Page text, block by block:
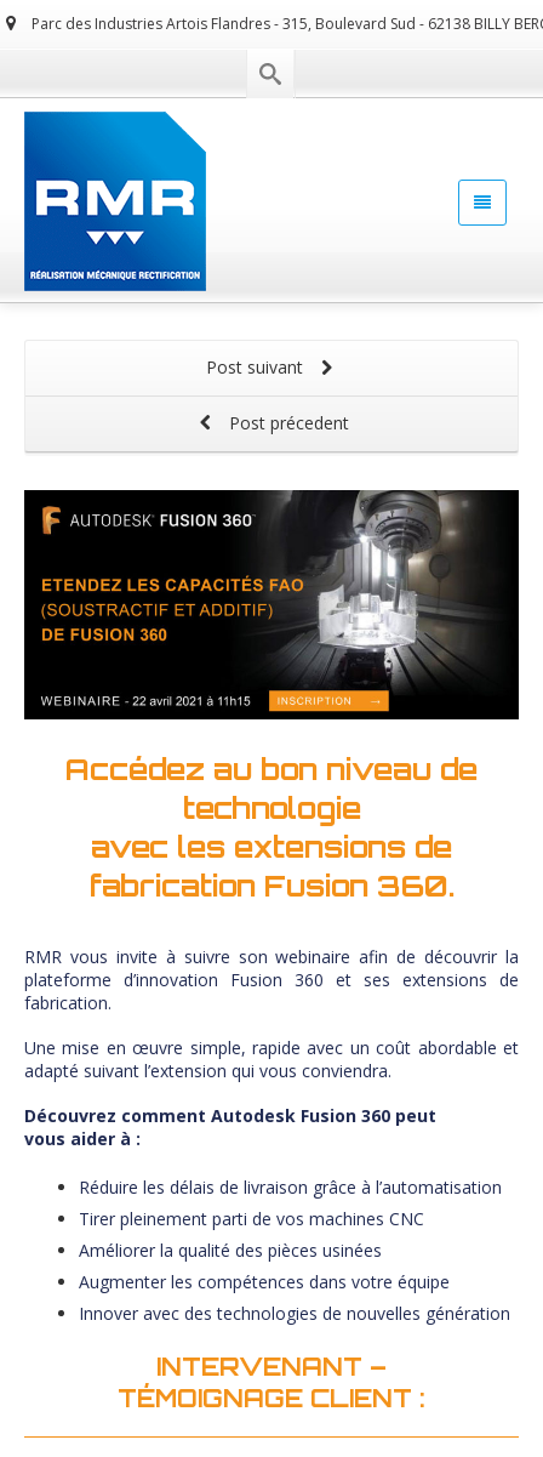
Parc des Industries Artois Flandres - 315, Boulevard Sud - 62138 BILLY
Post suivant
Post précedent
Accédez au bon niveau de
technologie
avec les extensions de
fabrication Fusion 360.
RMR vous invite à suivre son webinaire afin de découvrir la
plateforme d’innovation Fusion 360 et ses extensions de
fabrication.
Une mise en œuvre simple, rapide avec un coût abordable et
adapté suivant l’extension qui vous conviendra.
Découvrez comment Autodesk Fusion 360 peut
vous aider à :
Réduire les délais de livraison grâce à l’automatisation
Tirer pleinement parti de vos machines CNC
Améliorer la qualité des pièces usinées
Augmenter les compétences dans votre équipe
Innover avec des technologies de nouvelles génération
INTERVENANT –
TÉMOIGNAGE CLIENT :